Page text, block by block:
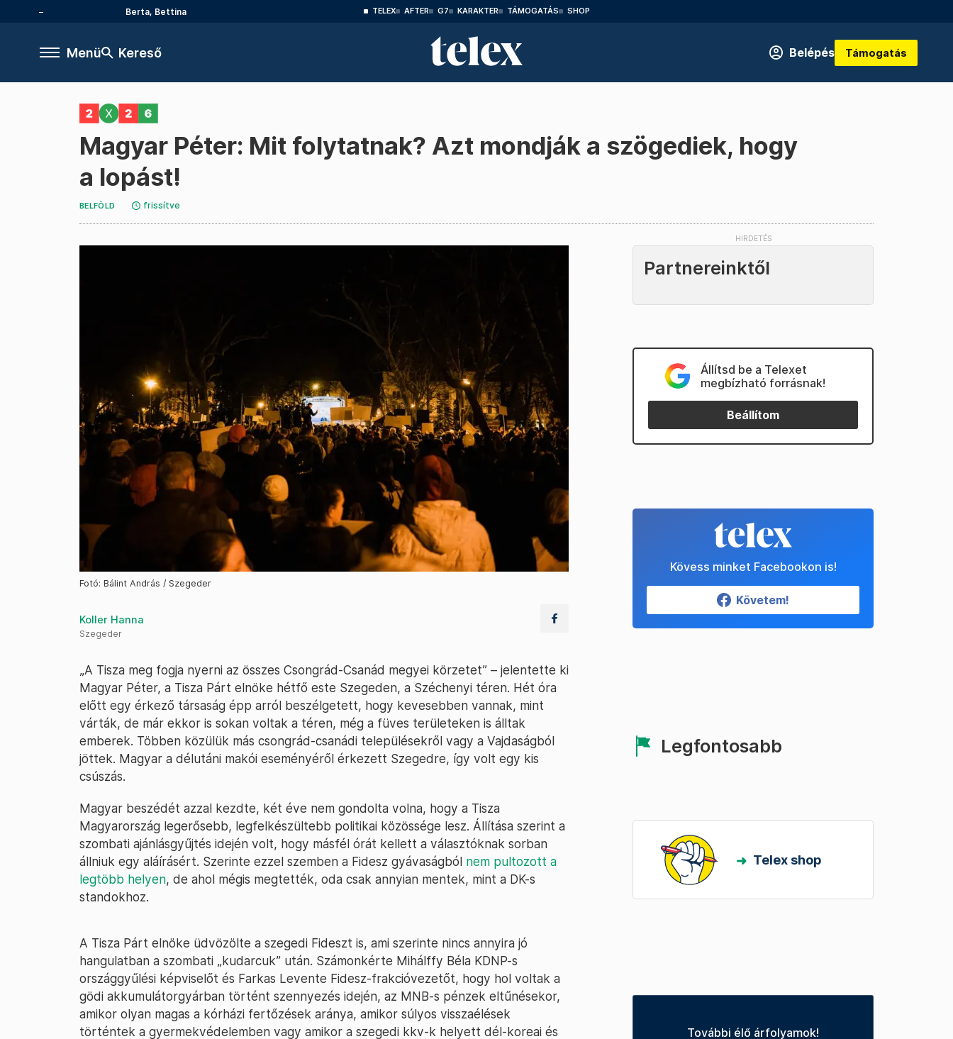
Berta, Bettina TELEX AFTER G7 KARAKTER TÁMOGATÁS SHOP
Menü Kereső Belépés Támogatás
Magyar Péter: Mit folytatnak? Azt mondják a szögediek, hogy
a lopást!
BELFÖLD frissítve
Fotó: Bálint András / Szegeder
Koller Hanna
Szegeder
„A Tisza meg fogja nyerni az összes Csongrád-Csanád megyei körzetet” – jelentette ki
Magyar Péter, a Tisza Párt elnöke hétfő este Szegeden, a Széchenyi téren. Hét óra
előtt egy érkező társaság épp arról beszélgetett, hogy kevesebben vannak, mint
várták, de már ekkor is sokan voltak a téren, még a füves területeken is álltak
emberek. Többen közülük más csongrád-csanádi településekről vagy a Vajdaságból
jöttek. Magyar a délutáni makói eseményéről érkezett Szegedre, így volt egy kis
csúszás.
Magyar beszédét azzal kezdte, két éve nem gondolta volna, hogy a Tisza
Magyarország legerősebb, legfelkészültebb politikai közössége lesz. Állítása szerint a
szombati ajánlásgyűjtés idején volt, hogy másfél órát kellett a választóknak sorban
állniuk egy aláírásért. Szerinte ezzel szemben a Fidesz gyávaságból nem pultozott a
legtöbb helyen, de ahol mégis megtették, oda csak annyian mentek, mint a DK-s
standokhoz.
A Tisza Párt elnöke üdvözölte a szegedi Fideszt is, ami szerinte nincs annyira jó
hangulatban a szombati „kudarcuk” után. Számonkérte Mihálffy Béla KDNP-s
országgyűlési képviselőt és Farkas Levente Fidesz-frakcióvezetőt, hogy hol voltak a
gödi akkumulátorgyárban történt szennyezés idején, az MNB-s pénzek eltűnésekor,
amikor olyan magas a kórházi fertőzések aránya, amikor súlyos visszaélések
történtek a gyermekvédelemben vagy amikor a szegedi kkv-k helyett dél-koreai és
Partnereinktől
Állítsd be a Telexet
megbízható forrásnak!
Beállítom
Kövess minket Facebookon is!
Követem!
Legfontosabb
Telex shop
További élő árfolyamok!